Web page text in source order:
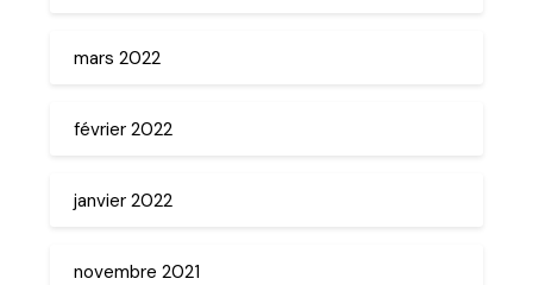
mars 2022
février 2022
janvier 2022
novembre 2021